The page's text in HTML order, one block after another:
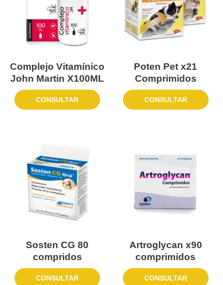
Complejo Vitamínico
John Martin X100ML
CONSULTAR
Poten Pet x21
Comprimidos
CONSULTAR
Sosten CG 80
compridos
CONSULTAR
Artroglycan x90
comprimidos
CONSULTAR